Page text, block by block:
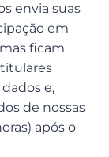
envia suas
em
ficam
titulares
e,
de nossas
após o